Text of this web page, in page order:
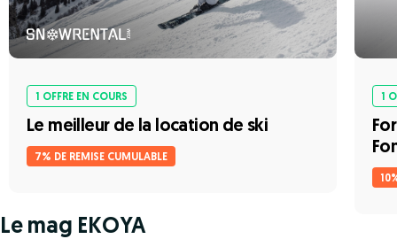
1 OFFRE EN COURS
Le meilleur de la location de ski
7% DE REMISE CUMULABLE
1
Le mag EKOYA